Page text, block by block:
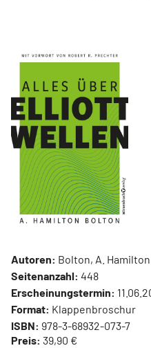
Autoren: Bolton, A. Hamilton
Seitenanzahl: 448
Erscheinungstermin:
Format: Klappenbroschur
ISBN: 978-3-68932-073-7
Preis: 39,90 €